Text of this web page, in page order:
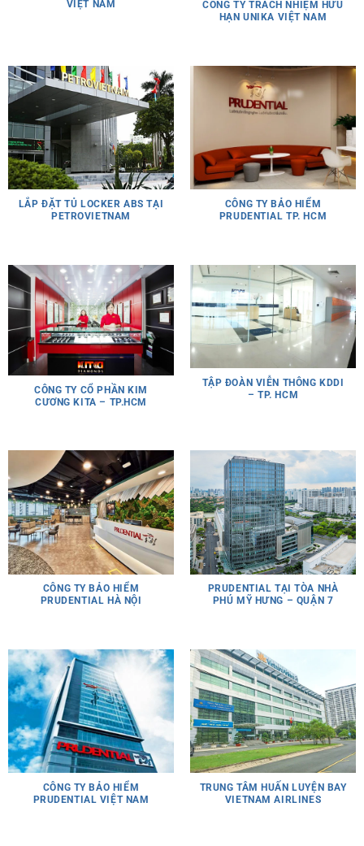
VIẸT NAM
CÔNG TY TRÁCH NHIỆM HỮU
HẠN UNIKA VIỆT NAM
LẮP ĐẶT TỦ LOCKER ABS TẠI
PETROVIETNAM
CÔNG TY BẢO HIỂM
PRUDENTIAL TP. HCM
CÔNG TY CỔ PHẦN KIM
CƯƠNG KITA – TP.HCM
TẬP ĐOÀN VIỄN THÔNG KDDI
– TP. HCM
CÔNG TY BẢO HIỂM
PRUDENTIAL HÀ NỘI
PRUDENTIAL TẠI TÒA NHÀ
PHÚ MỸ HƯNG – QUẬN 7
CÔNG TY BẢO HIỂM
PRUDENTIAL VIỆT NAM
TRUNG TÂM HUẤN LUYỆN BAY
VIETNAM AIRLINES